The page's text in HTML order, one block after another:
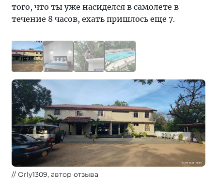
того, что ты уже насиделся в самолете в
течение 8 часов, ехать пришлось еще 7.
Orly1309, автор отзыва